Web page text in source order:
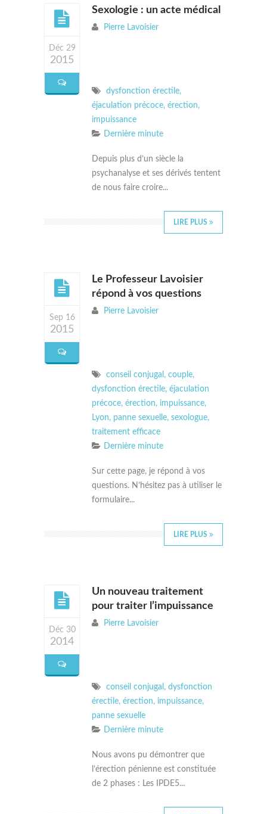
Déc 29
2015
Sexologie : un acte médical
Pierre Lavoisier
dysfonction érectile,
éjaculation précoce, érection,
impuissance
Dernière minute
Depuis plus d’un siècle la
psychanalyse et ses dérivés tentent
de nous faire croire...
LIRE PLUS
Sep 16
2015
Le Professeur Lavoisier
répond à vos questions
Pierre Lavoisier
conseil conjugal , couple,
dysfonction érectile, éjaculation
précoce, érection, impuissance,
Lyon, panne sexuelle, sexologue,
traitement efficace
Dernière minute
Sur cette page, je répond à vos
questions. N’hésitez pas à utiliser le
formulaire...
LIRE PLUS
Déc 30
2014
Un nouveau traitement
pour traiter l’impuissance
Pierre Lavoisier
conseil conjugal , dysfonction
érectile, érection, impuissance,
panne sexuelle
Dernière minute
Nous avons pu démontrer que
l’érection pénienne est constituée
de 2 phases : Les IPDE5...